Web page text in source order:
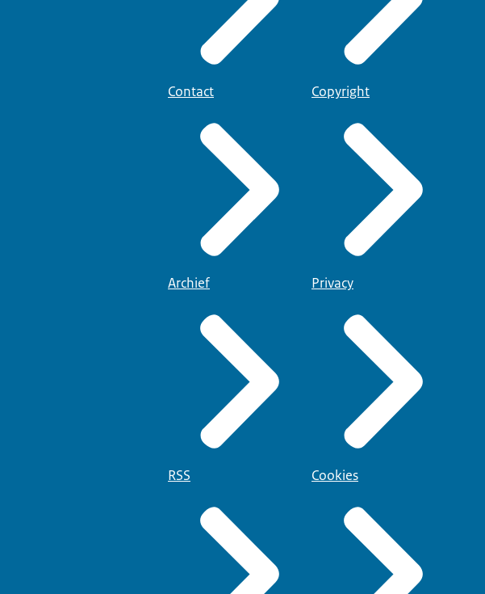
Contact
Archief
RSS
Copyright
Privacy
Cookies